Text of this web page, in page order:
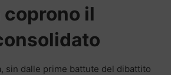
il
sin dalle prime battute del dibattito